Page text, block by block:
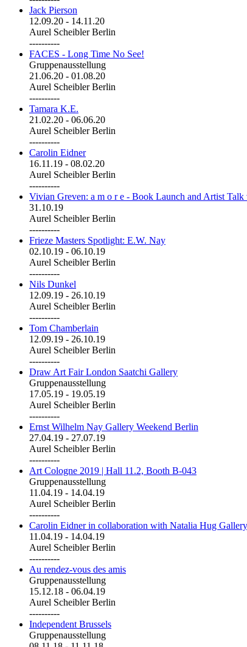
Jack Pierson
12.09.20 - 14.11.20
Aurel Scheibler Berlin
----------
FACES - Long Time No See!
Gruppenausstellung
21.06.20 - 01.08.20
Aurel Scheibler Berlin
----------
Tamara K.E.
21.02.20 - 06.06.20
Aurel Scheibler Berlin
----------
Carolin Eidner
16.11.19 - 08.02.20
Aurel Scheibler Berlin
----------
Vivian Greven: a m o r e - Book Launch and Artist
31.10.19
Aurel Scheibler Berlin
----------
Frieze Masters Spotlight: E.W. Nay
02.10.19 - 06.10.19
Aurel Scheibler Berlin
----------
Nils Dunkel
12.09.19 - 26.10.19
Aurel Scheibler Berlin
----------
Tom Chamberlain
12.09.19 - 26.10.19
Aurel Scheibler Berlin
----------
Draw Art Fair London Saatchi Gallery
Gruppenausstellung
17.05.19 - 19.05.19
Aurel Scheibler Berlin
----------
Ernst Wilhelm Nay Gallery Weekend Berlin
27.04.19 - 27.07.19
Aurel Scheibler Berlin
----------
Art Cologne 2019 | Hall 11.2, Booth B-043
Gruppenausstellung
11.04.19 - 14.04.19
Aurel Scheibler Berlin
----------
Carolin Eidner in collaboration with Natalia Hug Gallery
11.04.19 - 14.04.19
Aurel Scheibler Berlin
----------
Au rendez-vous des amis
Gruppenausstellung
15.12.18 - 06.04.19
Aurel Scheibler Berlin
----------
Independent Brussels
Gruppenausstellung